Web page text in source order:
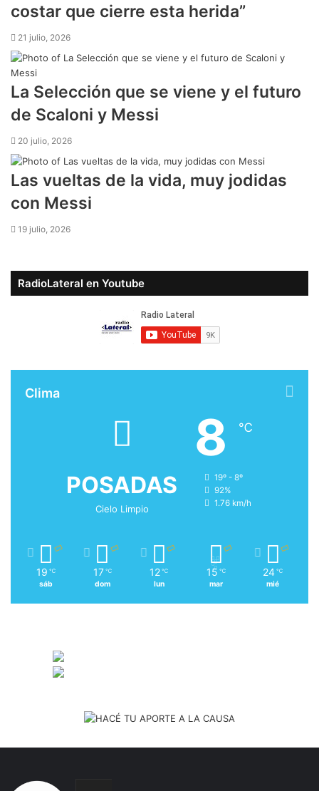
costar que cierre esta herida”
21 julio, 2026
La Selección que se viene y el futuro
de Scaloni y Messi
20 julio, 2026
Las vueltas de la vida, muy jodidas
con Messi
19 julio, 2026
RadioLateral en Youtube
Clima
POSADAS
Cielo Limpio
8 ℃
19º - 8º
92%
1.76 km/h
19 ℃
sáb
17 ℃
dom
12 ℃
lun
15 ℃
mar
24 ℃
mié